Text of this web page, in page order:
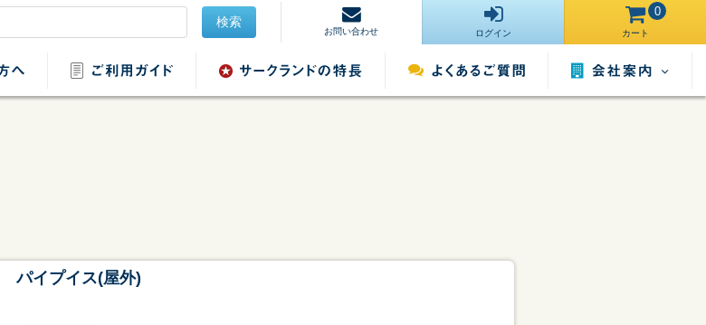
検索
お問い合わせ ログイン カート
0
パイプイス(屋外)